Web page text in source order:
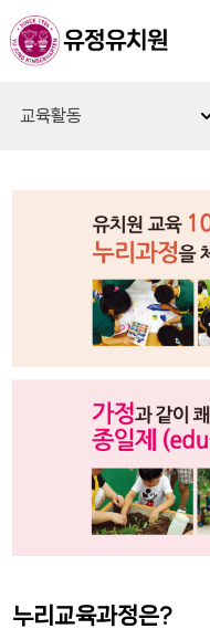
교육활동
누리교육과정은?